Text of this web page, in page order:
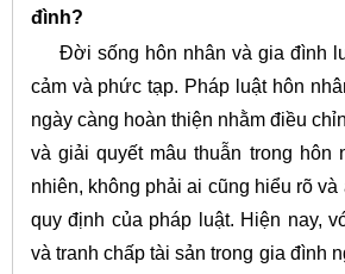
đình?
Đời sống hôn nhân và gia đình
cảm và phức tạp. Pháp luật hôn
ngày càng hoàn thiện nhằm điều
và giải quyết mâu thuẫn trong hôn
nhiên, không phải ai cũng hiểu rõ và
quy định của pháp luật. Hiện nay,
và tranh chấp tài sản trong gia đình